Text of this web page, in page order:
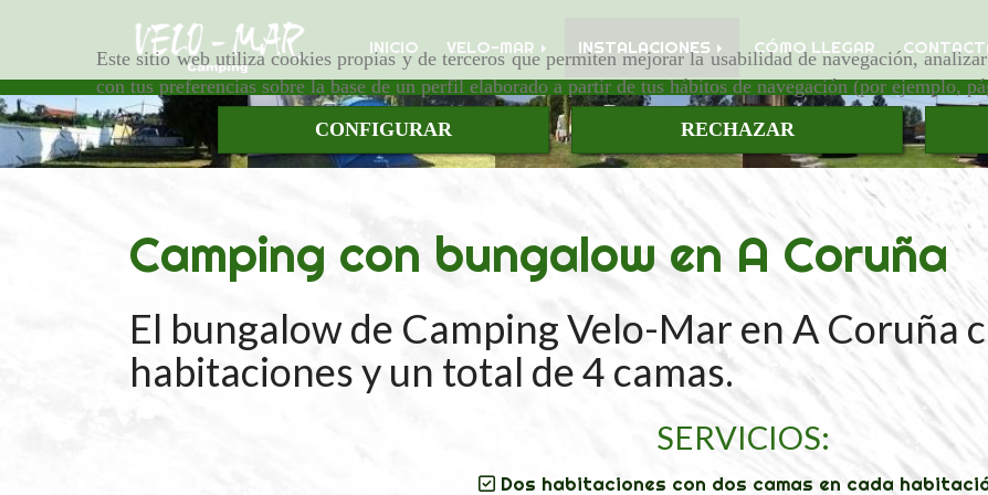
Este sitio web utiliza cookies propias y de terceros que permiten mejorar la usabilidad de navegación,
con tus preferencias sobre la base de un perfil elaborado a partir de tus hábitos de navegación (por ejemplo,
CONFIGURAR
RECHAZAR
INICIO VELO-MAR INSTALACIONES CÓMO LLEGAR
Camping con bungalow en A Coruña
El bungalow de Camping Velo-Mar en A Coruña
habitaciones y un total de 4 camas.
SERVICIOS:
Dos habitaciones con dos camas en cada